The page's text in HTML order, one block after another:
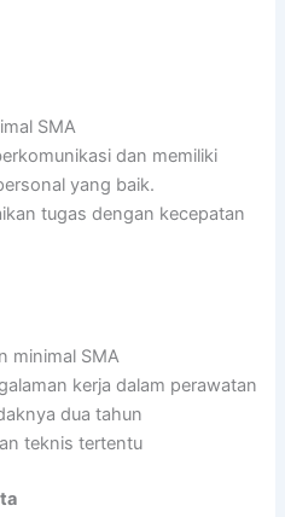
SMA
dan memiliki
yang baik.
tugas dengan kecepatan
minimal SMA
kerja dalam perawatan
dua tahun
teknis tertentu